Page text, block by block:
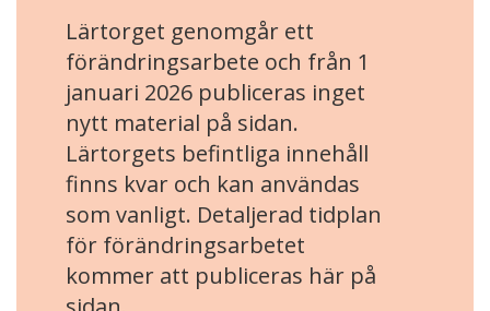
Lärtorget genomgår ett
förändringsarbete och från 1
januari 2026 publiceras inget
nytt material på sidan.
Lärtorgets befintliga innehåll
finns kvar och kan användas
som vanligt. Detaljerad tidplan
för förändringsarbetet
kommer att publiceras här på